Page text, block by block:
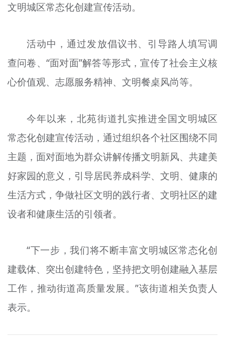
榜样人物
身边好人
文明评论
北京宣传文化引导基金
专题
资料库
+
文明城区常态化创建宣传活动。
活动中，通过发放倡议书、引导路人填写调
查问卷、“面对面”解答等形式，宣传了社会主义核
心价值观、志愿服务精神、文明餐桌风尚等。
今年以来，北苑街道扎实推进全国文明城区
常态化创建宣传活动，通过组织各个社区围绕不同
主题，面对面地为群众讲解传播文明新风、共建美
好家园的意义，引导居民养成科学、文明、健康的
生活方式，争做社区文明的践行者、文明社区的建
设者和健康生活的引领者。
“下一步，我们将不断丰富文明城区常态化创
建载体、突出创建特色，坚持把文明创建融入基层
工作，推动街道高质量发展。”该街道相关负责人
表示。